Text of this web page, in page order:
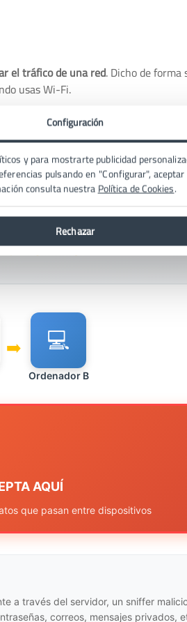
el tráfico de una red. Dicho de
usas Wi-Fi.
un perro rastreador siguiendo un olor?
a él, como cuando solo abres la
te quedaras en la ventana mirando
un Sniffer
➡️ 💻
Ordenador B
AQUÍ
que pasan entre dispositivos
a través del servidor, un sniffer
correos, mensajes privados,
Configuración
y para mostrarte publicidad
pulsando en "Configurar",
consulta nuestraPolítica de Cookies.
Rechazar